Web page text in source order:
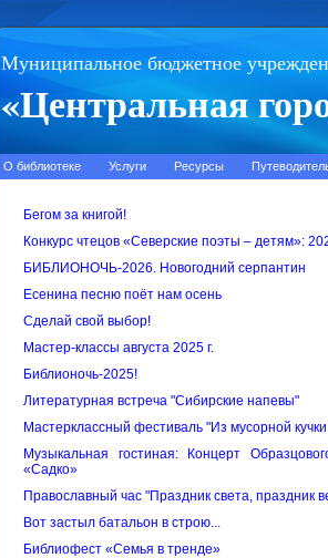
Муниципальное бюджетное
«Центральная
О библиотеке Услуги Ресурсы
Бегом за книгой!
Конкурс чтецов «Северские поэты – детям»:
БИБЛИОНОЧЬ-2026. Новогодний серпантин
Есенина песню поёт нам осень
Сделай свой выбор!
Мастер-классы августа 2025 г.
Библионочь-2025!
Литературная встреча "Сибирские напевы"
Мастерклассный фестиваль "Из мусорной
Музыкальная гостиная: Концерт
«Садко»
Православный час "Праздник света, праздник
Вот застыл батальон в строю...
Библиофест «Семья в тренде»